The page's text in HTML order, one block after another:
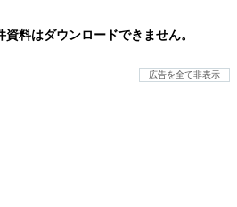
料はダウンロードできません。
広告を全て非表示